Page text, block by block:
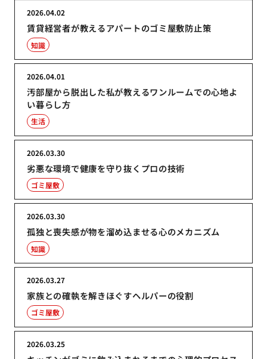
賃貸経営者が教えるアパートのゴミ屋敷防止策
2026.04.02
知識
汚部屋から脱出した私が教えるワンルームでの心地よ
い暮らし方
2026.04.01
生活
劣悪な環境で健康を守り抜くプロの技術
2026.03.30
ゴミ屋敷
孤独と喪失感が物を溜め込ませる心のメカニズム
2026.03.30
知識
家族との確執を解きほぐすヘルパーの役割
2026.03.27
ゴミ屋敷
2026.03.25